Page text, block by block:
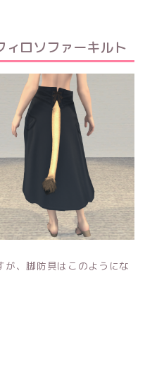
ロソファーキルト
、脚防具はこのようにな